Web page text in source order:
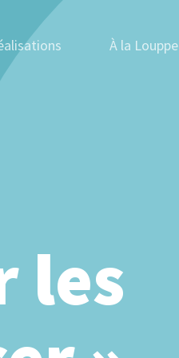
À la Louppe
les